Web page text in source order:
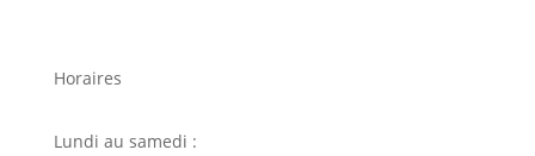
Horaires
Lundi au samedi :